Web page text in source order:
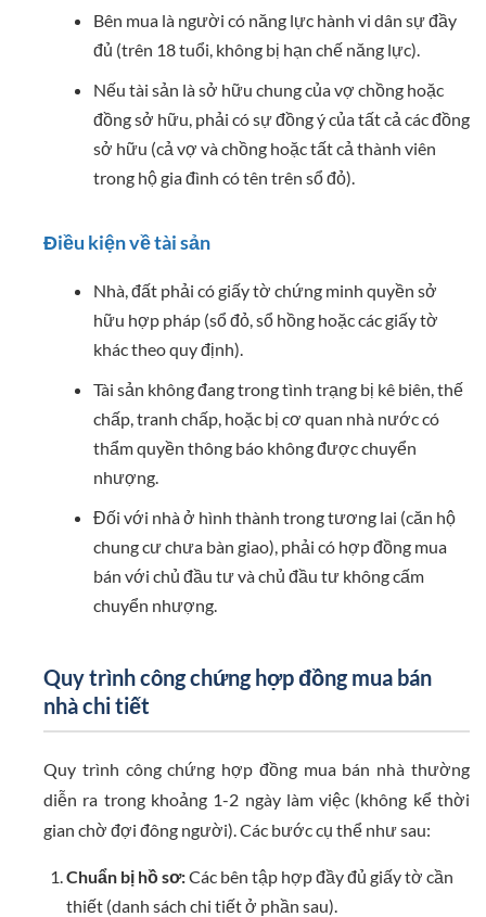
Bên mua là người có năng lực hành vi dân sự đầy
đủ (trên 18 tuổi, không bị hạn chế năng lực).
Nếu tài sản là sở hữu chung của vợ chồng hoặc
đồng sở hữu, phải có sự đồng ý của tất cả các đồng
sở hữu (cả vợ và chồng hoặc tất cả thành viên
trong hộ gia đình có tên trên sổ đỏ).
Điều kiện về tài sản
Nhà, đất phải có giấy tờ chứng minh quyền sở
hữu hợp pháp (sổ đỏ, sổ hồng hoặc các giấy tờ
khác theo quy định).
Tài sản không đang trong tình trạng bị kê biên, thế
chấp, tranh chấp, hoặc bị cơ quan nhà nước có
thẩm quyền thông báo không được chuyển
nhượng.
Đối với nhà ở hình thành trong tương lai (căn hộ
chung cư chưa bàn giao), phải có hợp đồng mua
bán với chủ đầu tư và chủ đầu tư không cấm
chuyển nhượng.
Quy trình công chứng hợp đồng mua bán
nhà chi tiết
Quy trình công chứng hợp đồng mua bán nhà thường
diễn ra trong khoảng 1-2 ngày làm việc (không kể thời
gian chờ đợi đông người). Các bước cụ thể như sau:
Chuẩn bị hồ sơ:Các bên tập hợp đầy đủ giấy tờ cần
thiết (danh sách chi tiết ở phần sau).